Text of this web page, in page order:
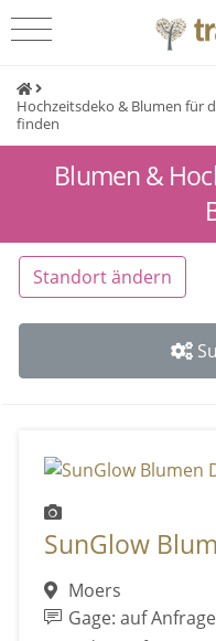
Hochzeitsdeko & Blumen für
finden
Blumen &
Standort ändern
SunGlow
Moers
Gage: auf Anfrage